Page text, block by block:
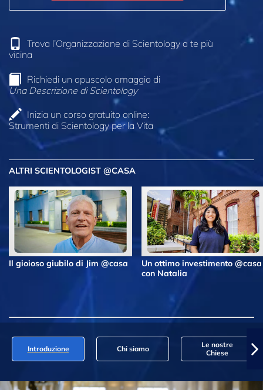
Trova l’Organizzazione di Scientology a te più
vicina
Richiedi un opuscolo omaggio di
Una Descrizione di Scientology
Inizia un corso gratuito online:
Strumenti di Scientology per la Vita
ALTRI SCIENTOLOGIST @CASA
Il gioioso giubilo di Jim @casa
Un ottimo investimento @casa
con Natalia
Introduzione Chi siamo
Le nostre
Chiese